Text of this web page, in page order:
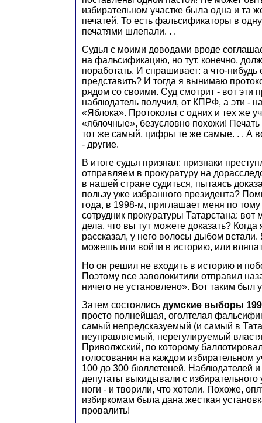
избирательном участке была одна и та
печатей. То есть фальсификаторы в
печатями шлепали. . .
Судья с моими доводами вроде
на фальсификацию, но тут, конечно,
поработать. И спрашивает: а что-
представить? И тогда я вынимаю
рядом со своими. Суд смотрит - вот эти
наблюдатель получил, от КПРФ, а эти -
«Яблока». Протоколы с одних и тех же
«яблочные», безусловно похожи!
тот же самый, цифры те же самые. . . А
- другие.
В итоге судья признал: признаки
отправляем в прокуратуру на
в нашей стране судиться, пытаясь
пользу уже избранного президента?
года, в 1998-м, приглашает меня по
сотрудник прокуратуры Татарстана:
дела, что вы тут можете доказать?
рассказал, у него волосы дыбом
можешь или войти в историю, или
Но он решил не входить в историю и
Поэтому все заволокитили отправил
ничего не установлено». Вот таким был
Затем состоялись думские выборы
просто полнейшая, оголтелая
самый непредсказуемый (и самый в
неуправляемый, нерегулируемый
Приволжский, по которому
голосования на каждом избирательном
100 до 300 бюллетеней. Наблюдателей
депутаты выкидывали с избирательного
ноги - и творили, что хотели. Похоже,
избиркомам была дана жесткая
провалить!